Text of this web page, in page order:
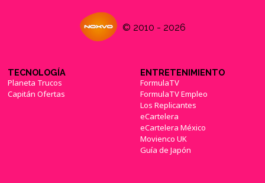
© 2010 - 2026
TECNOLOGÍA
Planeta Trucos
Capitán Ofertas
ENTRETENIMIENTO
FormulaTV
FormulaTV Empleo
Los Replicantes
eCartelera
eCartelera México
Movienco UK
Guía de Japón